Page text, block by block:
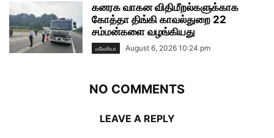
கனரக வாகன விதிமீறல்களுக்காக
கோத்தா திங்கி காவல்துறை 22
சம்மன்களை வழங்கியது
மலேசியா August 6, 2026 10:24 pm
NO COMMENTS
LEAVE A REPLY